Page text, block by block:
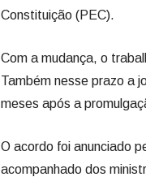
Constituição (PEC).
Com a mudança, o
Também nesse prazo a
meses após a
O acordo foi anunciado
acompanhado dos